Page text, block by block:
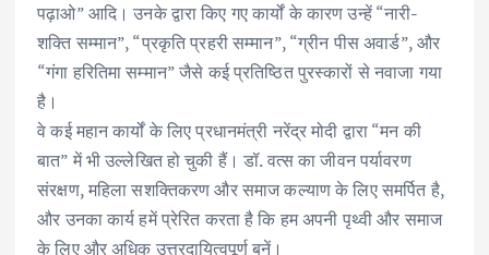
पढ़ाओ” आदि। उनके द्वारा किए गए कार्यों के कारण उन्हें “नारी-
शक्ति सम्मान”, “प्रकृति प्रहरी सम्मान”, “ग्रीन पीस अवार्ड”, और
“गंगा हरितिमा सम्मान” जैसे कई प्रतिष्ठित पुरस्कारों से नवाजा गया
है।
वे कई महान कार्यों के लिए प्रधानमंत्री नरेंद्र मोदी द्वारा “मन की
बात” में भी उल्लेखित हो चुकी हैं। डॉ. वत्स का जीवन पर्यावरण
संरक्षण, महिला सशक्तिकरण और समाज कल्याण के लिए समर्पित है,
और उनका कार्य हमें प्रेरित करता है कि हम अपनी पृथ्वी और समाज
के लिए और अधिक उत्तरदायित्वपूर्ण बनें।